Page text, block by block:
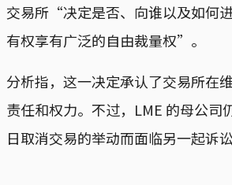
交易所“决定是否、向谁以及如何
有权享有广泛的自由裁量权”。
分析指，这一决定承认了交易所在
责任和权力。不过，LME 的母公司
日取消交易的举动而面临另一起诉讼